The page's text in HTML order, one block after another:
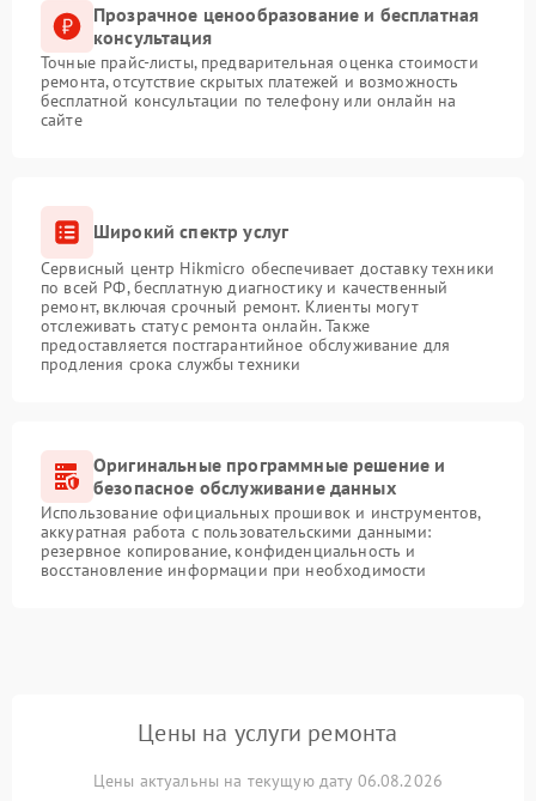
Прозрачное ценообразование и бесплатная
консультация
Точные прайс-листы, предварительная оценка стоимости
ремонта, отсутствие скрытых платежей и возможность
бесплатной консультации по телефону или онлайн на
сайте
Широкий спектр услуг
Сервисный центр Hikmicro обеспечивает доставку техники
по всей РФ, бесплатную диагностику и качественный
ремонт, включая срочный ремонт. Клиенты могут
отслеживать статус ремонта онлайн. Также
предоставляется постгарантийное обслуживание для
продления срока службы техники
Оригинальные программные решение и
безопасное обслуживание данных
Использование официальных прошивок и инструментов,
аккуратная работа с пользовательскими данными:
резервное копирование, конфиденциальность и
восстановление информации при необходимости
Цены на услуги ремонта
Цены актуальны на текущую дату 06.08.2026